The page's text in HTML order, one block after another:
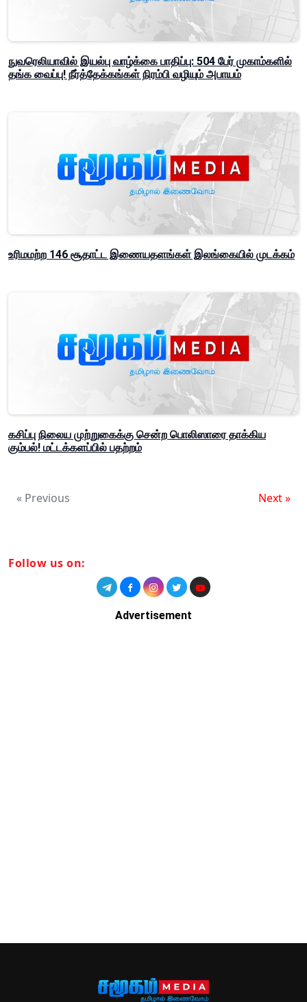
நுவரெலியாவில் இயல்பு வாழ்க்கை பாதிப்பு: 504 பேர் முகாம்களில்
தங்க வைப்பு! நீர்த்தேக்கங்கள் நிரம்பி வழியும் அபாயம்
உரிமமற்ற 146 சூதாட்ட இணையதளங்கள் இலங்கையில் முடக்கம்
கசிப்பு நிலைய முற்றுகைக்கு சென்ற பொலிஸாரை தாக்கிய
கும்பல்! மட்டக்களப்பில் பதற்றம்
« Previous Next »
Follow us on:
Advertisement